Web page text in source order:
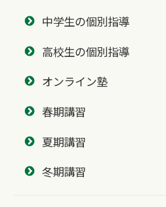
中学生の個別指導
高校生の個別指導
オンライン塾
春期講習
夏期講習
冬期講習